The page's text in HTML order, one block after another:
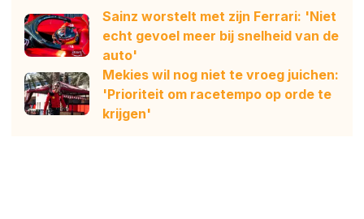
Sainz worstelt met zijn Ferrari: 'Niet
echt gevoel meer bij snelheid van de
auto'
Mekies wil nog niet te vroeg juichen:
'Prioriteit om racetempo op orde te
krijgen'